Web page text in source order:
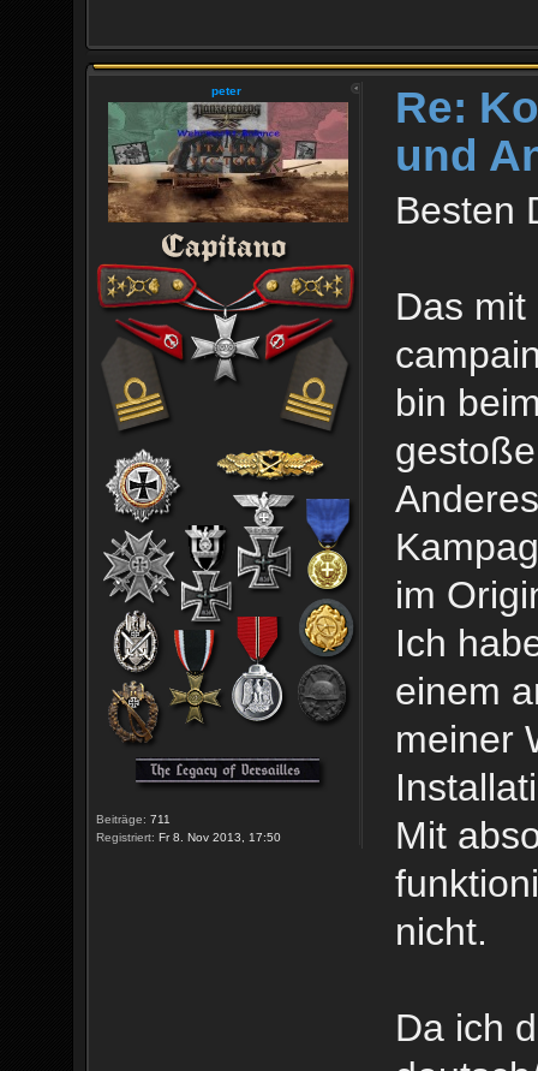
peter
Beiträge: 711
Registriert: Fr 8. Nov 2013, 17:50
Re:
und
Besten
Das
bin
im
Ich
einem
meiner
Mit
nicht.
Da ich